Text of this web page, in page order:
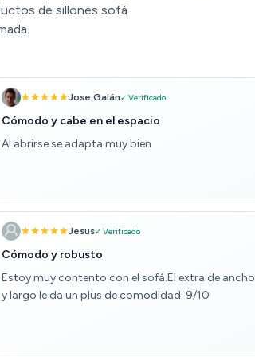
de sillones sofá
Jose Galán✓ Verificado
Cómodo y cabe en el espacio
Al abrirse se adapta muy bien
Jesus✓ Verificado
Cómodo y robusto
Estoy muy contento con el sofá.El extra de ancho
y largo le da un plus de comodidad. 9/10